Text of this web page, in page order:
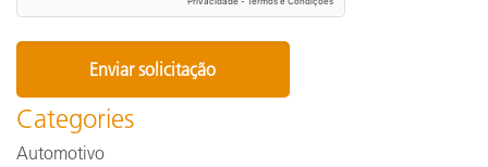
Categories
Automotivo